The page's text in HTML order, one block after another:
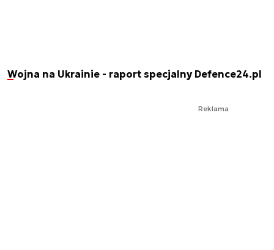
Wojna na Ukrainie - raport specjalny Defence24.pl
Reklama